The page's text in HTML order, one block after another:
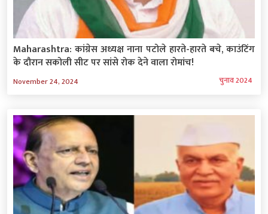
Maharashtra: कांग्रेस अध्यक्ष नाना पटोले हारते-हारते बचे, काउंटिंग
के दौरान सकोली सीट पर सांसे रोक देने वाला रोमांच!
November 24, 2024 चुनाव 2024